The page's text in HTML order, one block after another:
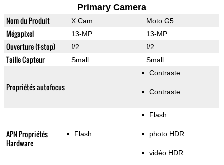
Primary Camera
Nom du Produit X Cam Moto G5
Mégapixel 13-MP 13-MP
Ouverture (f-stop) f/2 f/2
Taille Capteur Small Small
Propriétés autofocus
Contraste
Contraste
APN Propriétés
Hardware
Flash
Flash
photo HDR
vidéo HDR